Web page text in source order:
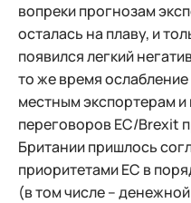
вопреки прогнозам
осталась на плаву, и
появился легкий
то же время
местным экспортерам
переговоров ЕС/Brexit
Британии пришлось
приоритетами ЕС в
(в том числе –